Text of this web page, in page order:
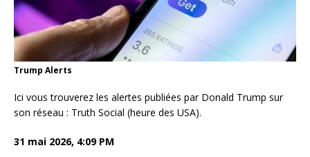
Trump Alerts
Ici vous trouverez les alertes publiées par Donald Trump sur
son réseau : Truth Social (heure des USA).
31 mai 2026, 4:09 PM